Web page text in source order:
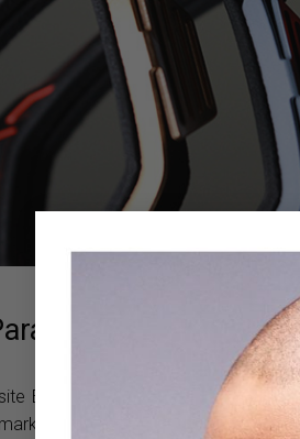
Geleceğin
Eyewear, cesur tasarım dili ve
biridir. Alışılmışın